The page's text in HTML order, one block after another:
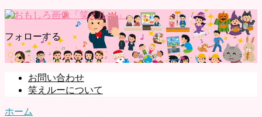
フォローする
お問い合わせ
笑えルーについて
ホーム
お問い合わせ
笑えルーについて